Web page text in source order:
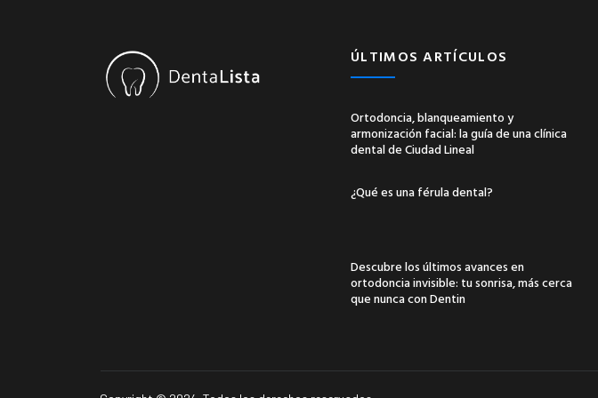
ÚLTIMOS ARTÍCULOS
Ortodoncia, blanqueamiento y
armonización facial: la guía de una clínica
dental de Ciudad Lineal
¿Qué es una férula dental?
Descubre los últimos avances en
ortodoncia invisible: tu sonrisa, más cerca
que nunca con Dentin